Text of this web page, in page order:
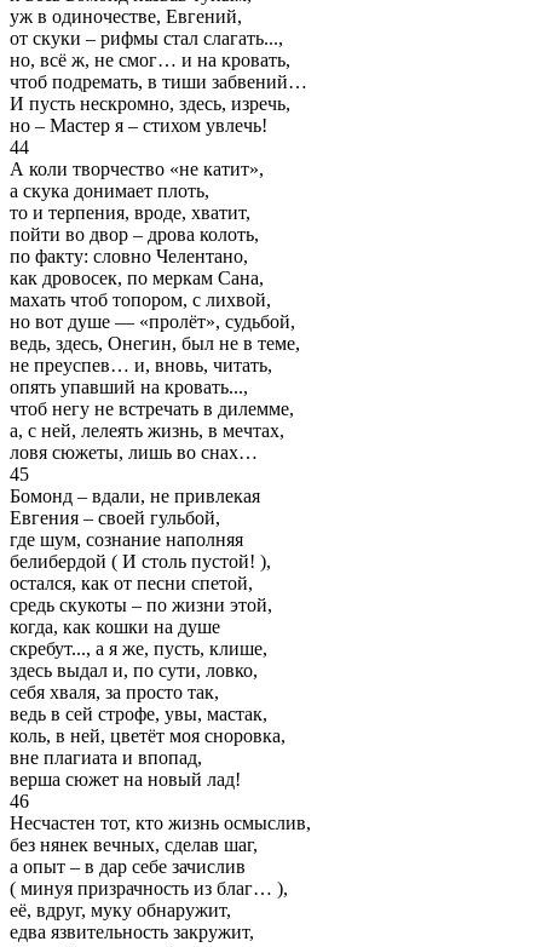
уж в одиночестве, Евгений,
от скуки – рифмы стал слагать...,
но, всё ж, не смог… и на кровать,
чтоб подремать, в тиши забвений…
И пусть нескромно, здесь, изречь,
но – Мастер я – стихом увлечь!
44
А коли творчество «не катит»,
а скука донимает плоть,
то и терпения, вроде, хватит,
пойти во двор – дрова колоть,
по факту: словно Челентано,
как дровосек, по меркам Сана,
махать чтоб топором, с лихвой,
но вот душе — «пролёт», судьбой,
ведь, здесь, Онегин, был не в теме,
не преуспев… и, вновь, читать,
опять упавший на кровать...,
чтоб негу не встречать в дилемме,
а, с ней, лелеять жизнь, в мечтах,
ловя сюжеты, лишь во снах…
45
Бомонд – вдали, не привлекая
Евгения – своей гульбой,
где шум, сознание наполняя
белибердой ( И столь пустой! ),
остался, как от песни спетой,
средь скукоты – по жизни этой,
когда, как кошки на душе
скребут..., а я же, пусть, клише,
здесь выдал и, по сути, ловко,
себя хваля, за просто так,
ведь в сей строфе, увы, мастак,
коль, в ней, цветёт моя сноровка,
вне плагиата и впопад,
верша сюжет на новый лад!
46
Несчастен тот, кто жизнь осмыслив,
без нянек вечных, сделав шаг,
а опыт – в дар себе зачислив
( минуя призрачность из благ… ),
её, вдруг, муку обнаружит,
едва язвительность закружит,